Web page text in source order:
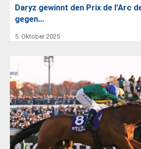
Daryz gewinnt den Prix de l’Arc
gegen…
5. Oktober 2025